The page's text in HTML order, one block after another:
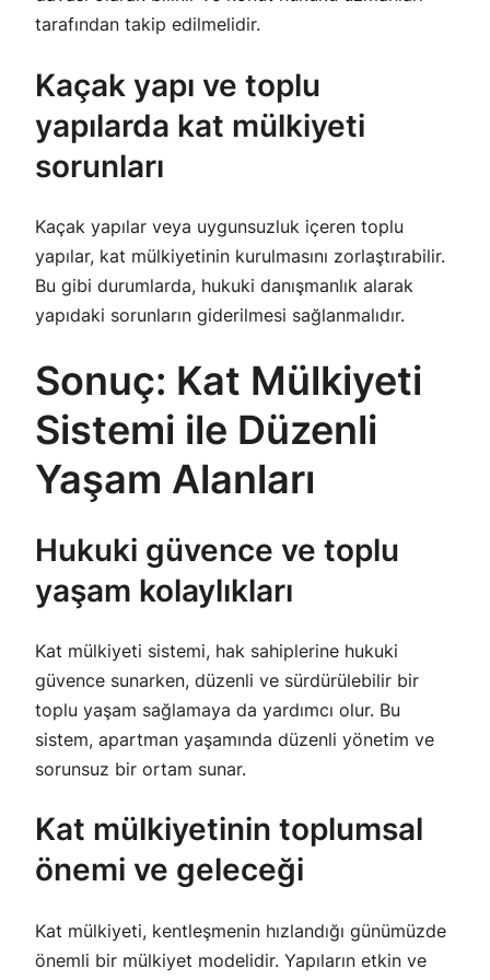
tarafından takip edilmelidir.
Kaçak yapı ve toplu
yapılarda kat mülkiyeti
sorunları
Kaçak yapılar veya uygunsuzluk içeren toplu
yapılar, kat mülkiyetinin kurulmasını zorlaştırabilir.
Bu gibi durumlarda, hukuki danışmanlık alarak
yapıdaki sorunların giderilmesi sağlanmalıdır.
Sonuç: Kat Mülkiyeti
Sistemi ile Düzenli
Yaşam Alanları
Hukuki güvence ve toplu
yaşam kolaylıkları
Kat mülkiyeti sistemi, hak sahiplerine hukuki
güvence sunarken, düzenli ve sürdürülebilir bir
toplu yaşam sağlamaya da yardımcı olur. Bu
sistem, apartman yaşamında düzenli yönetim ve
sorunsuz bir ortam sunar.
Kat mülkiyetinin toplumsal
önemi ve geleceği
Kat mülkiyeti, kentleşmenin hızlandığı günümüzde
önemli bir mülkiyet modelidir. Yapıların etkin ve